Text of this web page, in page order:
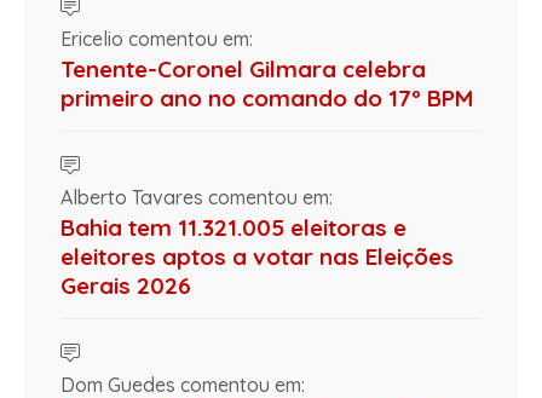
Ericelio comentou em:
Tenente-Coronel Gilmara celebra
primeiro ano no comando do 17º BPM
Alberto Tavares comentou em:
Bahia tem 11.321.005 eleitoras e
eleitores aptos a votar nas Eleições
Gerais 2026
Dom Guedes comentou em: